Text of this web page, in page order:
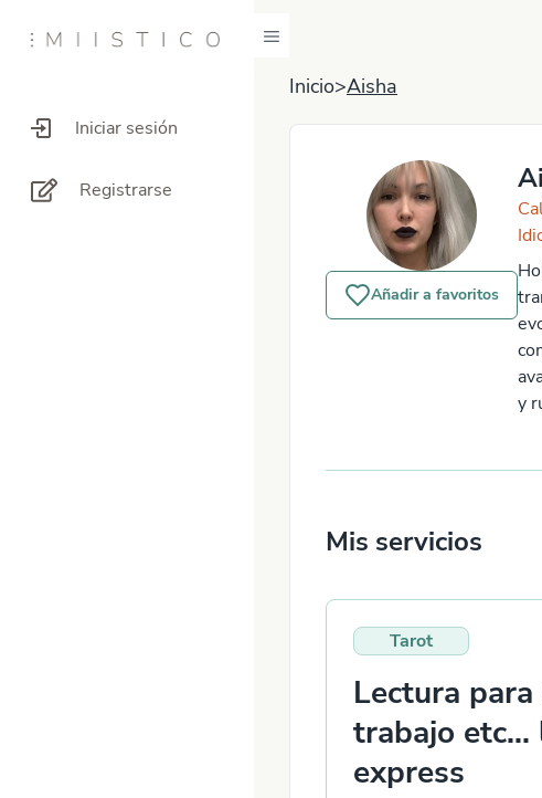
Iniciar sesión
Registrarse
Inicio>Aisha
Añadir a favoritos
y
Mis servicios
Tarot
Lectura
trabajo etc...
express